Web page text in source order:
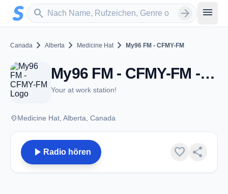
Zum Hauptinhalt springen
search
Sender suchen arrow_forward menu
Canada chevron_right Alberta chevron_right Medicine Hat chevron_right My96 FM - CFMY-FM
My96 FM - CFMY-FM - FM 96.1 - Medicine Hat, AB
Your at work station!
placeMedicine Hat, Alberta, Canada
play_arrow Radio hören favorite share